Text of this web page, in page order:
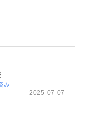
み
2025-07-07